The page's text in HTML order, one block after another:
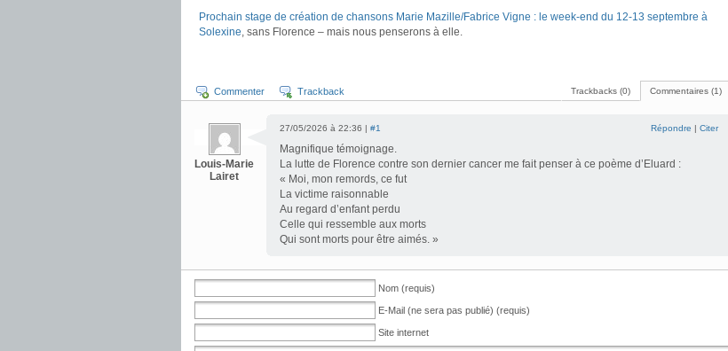
Prochain stage de création de chansons Marie Mazille/Fabrice Vigne : le week-end du 12-13 septembre à
Solexine, sans Florence – mais nous penserons à elle.
Commentaires (1)
Trackbacks (0)
Commenter Trackback
Louis-Marie
Lairet
27/05/2026 à 22:36 | #1 Répondre | Citer
Magnifique témoignage.
La lutte de Florence contre son dernier cancer me fait penser à ce poème d’Eluard :
« Moi, mon remords, ce fut
La victime raisonnable
Au regard d’enfant perdu
Celle qui ressemble aux morts
Qui sont morts pour être aimés. »
Nom (requis)
E-Mail (ne sera pas publié) (requis)
Site internet